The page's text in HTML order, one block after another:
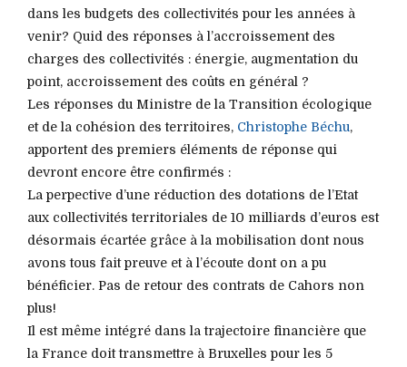
dans les budgets des collectivités pour les années à
venir? Quid des réponses à l’accroissement des
charges des collectivités : énergie, augmentation du
point, accroissement des coûts en général ?
Les réponses du Ministre de la Transition écologique
et de la cohésion des territoires, Christophe Béchu,
apportent des premiers éléments de réponse qui
devront encore être confirmés :
La perpective d’une réduction des dotations de l’Etat
aux collectivités territoriales de 10 milliards d’euros est
désormais écartée grâce à la mobilisation dont nous
avons tous fait preuve et à l’écoute dont on a pu
bénéficier. Pas de retour des contrats de Cahors non
plus!
Il est même intégré dans la trajectoire financière que
la France doit transmettre à Bruxelles pour les 5